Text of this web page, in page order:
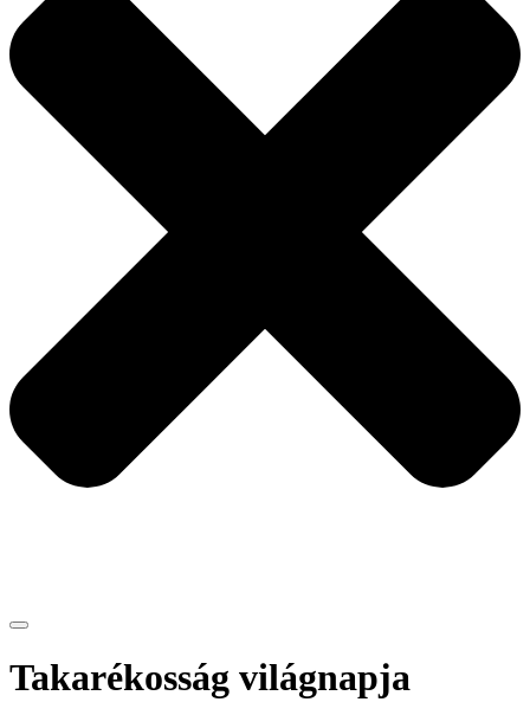
Takarékosság világnapja